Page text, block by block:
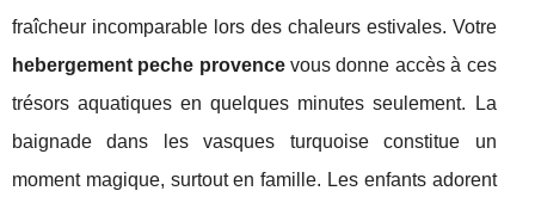
fraîcheur incomparable lors des chaleurs estivales. Votre
hebergement peche provencevous donne accès à ces
trésors aquatiques en quelques minutes seulement. La
baignade dans les vasques turquoise constitue un
moment magique, surtout en famille. Les enfants adorent